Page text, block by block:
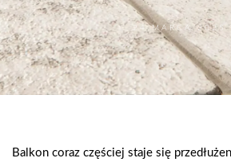
24 MARCA 2025
Balkon coraz częściej staje się